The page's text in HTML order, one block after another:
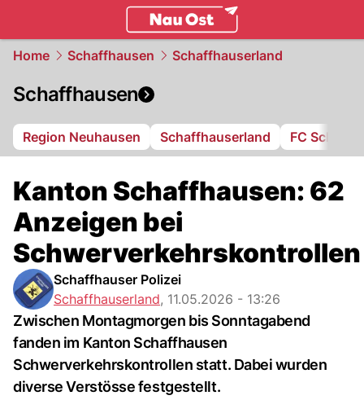
ostschweiz.
Home Schaffhausen Schaffhauserland
Schaffhausen
Region Neuhausen Schaffhauserland FC
Kanton Schaffhausen: 62
Anzeigen bei
Schwerverkehrskontrollen
Schaffhauser Polizei
Schaffhauserland, 11.05.2026 - 13:26
Zwischen Montagmorgen bis Sonntagabend
fanden im Kanton Schaffhausen
Schwerverkehrskontrollen statt. Dabei wurden
diverse Verstösse festgestellt.